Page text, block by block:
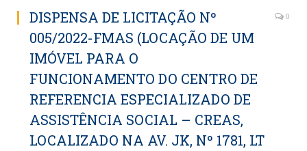
DISPENSA DE LICITAÇÃO Nº
005/2022-FMAS (LOCAÇÃO DE UM
IMÓVEL PARA O
FUNCIONAMENTO DO CENTRO DE
REFERENCIA ESPECIALIZADO DE
ASSISTÊNCIA SOCIAL – CREAS,
LOCALIZADO NA AV. JK, Nº 1781, LT
0